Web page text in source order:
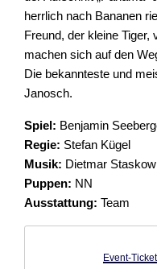
herrlich nach Bananen
Freund, der kleine
machen sich auf den
Die bekannteste und
Janosch.
Spiel: Benjamin
Regie: Stefan Kügel
Musik: Dietmar
Puppen: NN
Ausstattung: Team
Event-